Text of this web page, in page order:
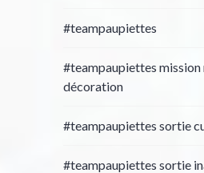
#teampaupiettes
#teampaupiettes
décoration
#teampaupiettes sortie
#teampaupiettes sortie